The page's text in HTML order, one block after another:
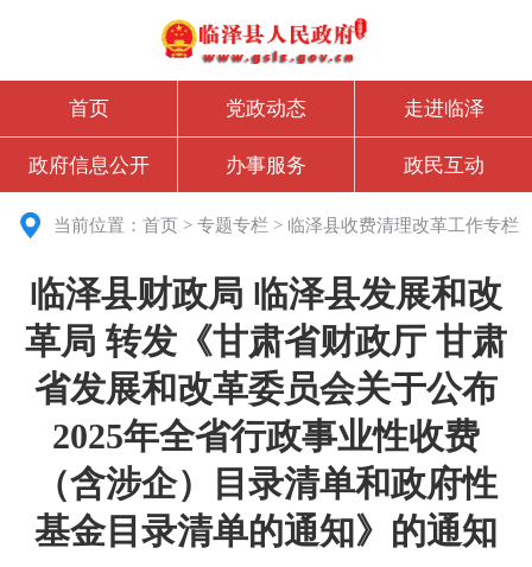
首页 党政动态 走进临泽
政府信息公开 办事服务 政民互动
当前位置：首页 >专题专栏 > 临泽县收费清理改革工作专栏
临泽县财政局 临泽县发展和改
革局 转发《甘肃省财政厅 甘肃
省发展和改革委员会关于公布
2025年全省行政事业性收费
（含涉企）目录清单和政府性
基金目录清单的通知》的通知